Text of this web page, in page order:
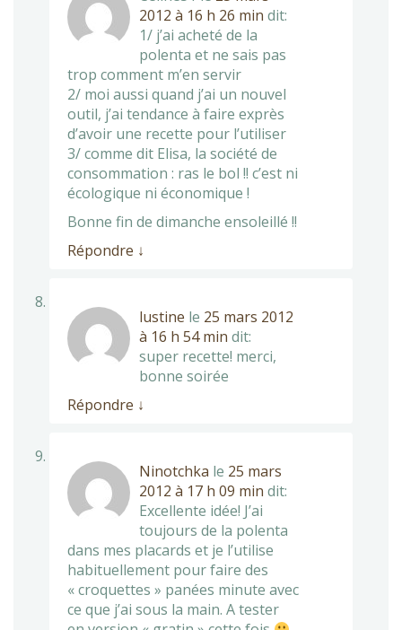
2012 à 16 h 26 min dit:
1/ j’ai acheté de la
polenta et ne sais pas
trop comment m’en servir
2/ moi aussi quand j’ai un nouvel
outil, j’ai tendance à faire exprès
d’avoir une recette pour l’utiliser
3/ comme dit Elisa, la société de
consommation : ras le bol !! c’est ni
écologique ni économique !
Bonne fin de dimanche ensoleillé !!
Répondre ↓
lustine le 25 mars 2012
à 16 h 54 min dit:
super recette! merci,
bonne soirée
Répondre ↓
Ninotchka le 25 mars
2012 à 17 h 09 min dit:
Excellente idée! J’ai
toujours de la polenta
dans mes placards et je l’utilise
habituellement pour faire des
« croquettes » panées minute avec
ce que j’ai sous la main. A tester